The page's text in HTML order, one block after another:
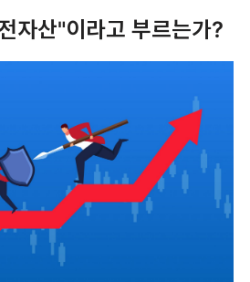
자산"이라고 부르는가?